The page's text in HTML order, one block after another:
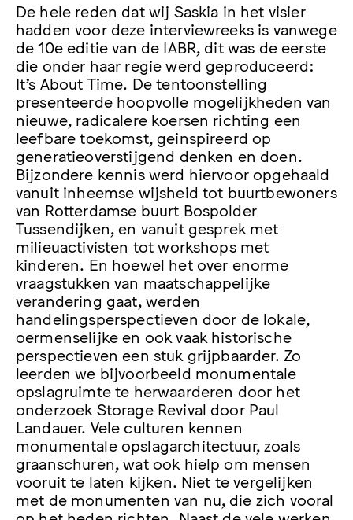
De hele reden dat wij Saskia in het visier
hadden voor deze interviewreeks is vanwege
de 10e editie van de IABR, dit was de eerste
die onder haar regie werd geproduceerd:
It’s About Time. De tentoonstelling
presenteerde hoopvolle mogelijkheden van
nieuwe, radicalere koersen richting een
leefbare toekomst, geinspireerd op
generatieoverstijgend denken en doen.
Bijzondere kennis werd hiervoor opgehaald
vanuit inheemse wijsheid tot buurtbewoners
van Rotterdamse buurt Bospolder
Tussendijken, en vanuit gesprek met
milieuactivisten tot workshops met
kinderen. En hoewel het over enorme
vraagstukken van maatschappelijke
verandering gaat, werden
handelingsperspectieven door de lokale,
oermenselijke en ook vaak historische
perspectieven een stuk grijpbaarder. Zo
leerden we bijvoorbeeld monumentale
opslagruimte te herwaarderen door het
onderzoek Storage Revival door Paul
Landauer. Vele culturen kennen
monumentale opslagarchitectuur, zoals
graanschuren, wat ook hielp om mensen
vooruit te laten kijken. Niet te vergelijken
met de monumenten van nu, die zich vooral